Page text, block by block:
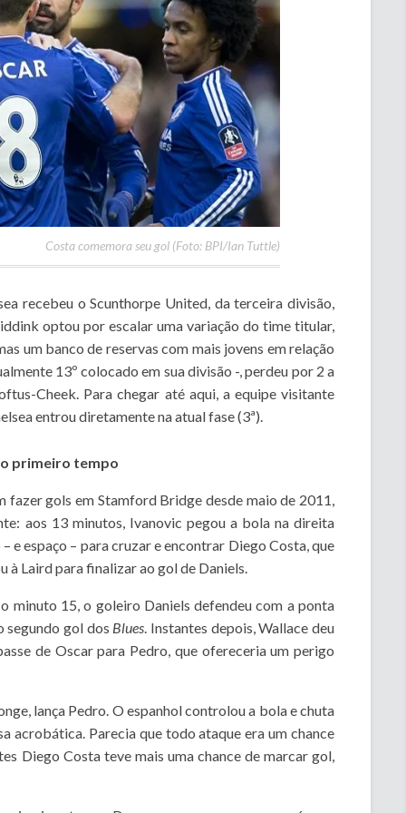
Costa comemora seu gol (Foto: BPI/Ian Tuttle)
recebeu o Scunthorpe United, da terceira divisão,
optou por escalar uma variação do time titular,
um banco de reservas com mais jovens em relação
13º colocado em sua divisão -, perdeu por 2 a
Cheek. Para chegar até aqui, a equipe visitante
entrou diretamente na atual fase (3ª).
primeiro tempo
fazer gols em Stamford Bridge desde maio de 2011,
aos 13 minutos, Ivanovic pegou a bola na direita
e espaço – para cruzar e encontrar Diego Costa, que
à Laird para finalizar ao gol de Daniels.
minuto 15, o goleiro Daniels defendeu com a ponta
segundo gol dos Blues . Instantes depois, Wallace deu
de Oscar para Pedro, que ofereceria um perigo
lança Pedro. O espanhol controlou a bola e chuta
acrobática. Parecia que todo ataque era um chance
Diego Costa teve mais uma chance de marcar gol,